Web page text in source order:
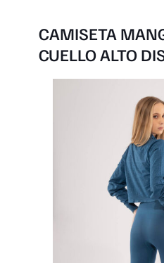
CAMISETA
CUELLO ALTO